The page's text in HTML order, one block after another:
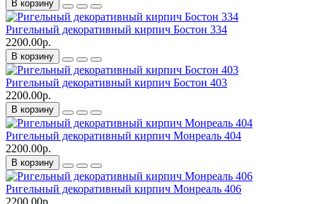
В корзину
Ригельный декоративный кирпич Бостон 334
2200.00р.
В корзину
Ригельный декоративный кирпич Бостон 403
2200.00р.
В корзину
Ригельный декоративный кирпич Монреаль 404
2200.00р.
В корзину
Ригельный декоративный кирпич Монреаль 406